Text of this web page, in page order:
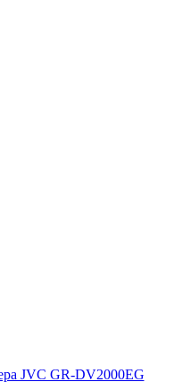
JVC GR-DV2000EG